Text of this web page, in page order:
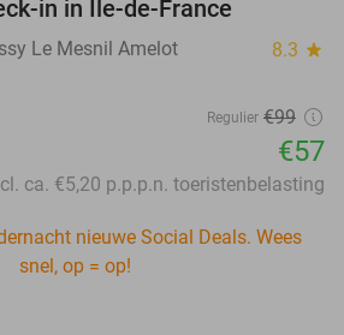
in in Île-de-France
Le Mesnil Amelot 8.3 star
Regulier €99
€57
ca. €5,20 p.p.p.n. toeristenbelasting
nieuwe Social Deals. Wees
snel, op = op!